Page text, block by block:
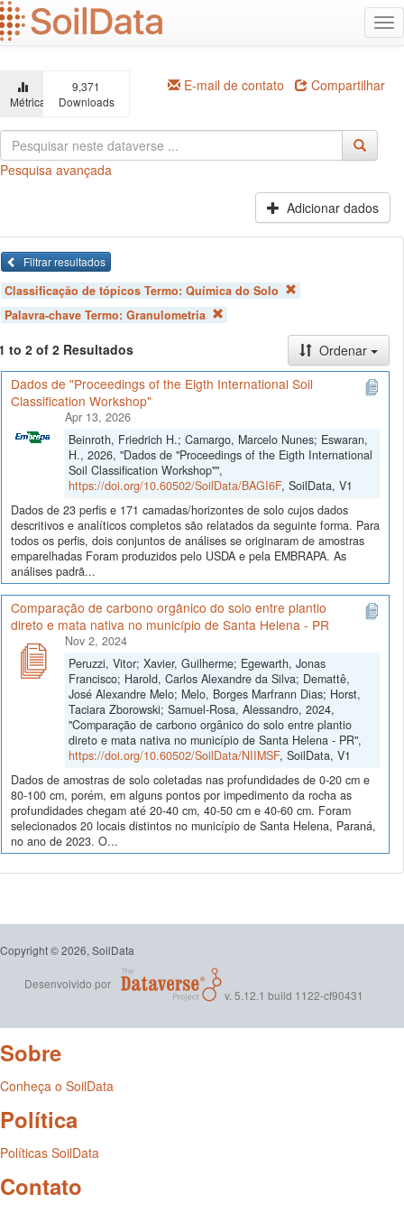
Ir
para
o
principal
Métricas
9,371
Downloads
E-mail de contato Compartilhar
Pesquisa avançada
Adicionar dados
Filtrar resultados
Classificação de tópicos Termo: Química do Solo
Palavra-chave Termo: Granulometria
to 2 of 2 Resultados
Ordenar
Dados de "Proceedings of the Eigth International Soil
Classification Workshop"
Apr 13, 2026
Beinroth, Friedrich H.; Camargo, Marcelo Nunes; Eswaran,
H., 2026, "Dados de "Proceedings of the Eigth International
Soil Classification Workshop"",
https://doi.org/10.60502/SoilData/BAGI6F, SoilData, V1
Dados de 23 perfis e 171 camadas/horizontes de solo cujos dados
descritivos e analíticos completos são relatados da seguinte forma. Para
todos os perfis, dois conjuntos de análises se originaram de amostras
emparelhadas Foram produzidos pelo USDA e pela EMBRAPA. As
análises padrã...
Comparação de carbono orgânico do solo entre plantio
direto e mata nativa no município de Santa Helena - PR
Nov 2, 2024
Peruzzi, Vitor; Xavier, Guilherme; Egewarth, Jonas
Francisco; Harold, Carlos Alexandre da Silva; Demattê,
José Alexandre Melo; Melo, Borges Marfrann Dias; Horst,
Taciara Zborowski; Samuel-Rosa, Alessandro, 2024,
"Comparação de carbono orgânico do solo entre plantio
direto e mata nativa no município de Santa Helena - PR",
https://doi.org/10.60502/SoilData/NIIMSF, SoilData, V1
Dados de amostras de solo coletadas nas profundidades de 0-20 cm e
80-100 cm, porém, em alguns pontos por impedimento da rocha as
profundidades chegam até 20-40 cm, 40-50 cm e 40-60 cm. Foram
selecionados 20 locais distintos no município de Santa Helena, Paraná,
no ano de 2023. O...
Copyright © 2026, SoilData
Desenvolvido por
v. 5.12.1 build 1122-cf90431
Sobre
Conheça o SoilData
Política
Políticas SoilData
Contato